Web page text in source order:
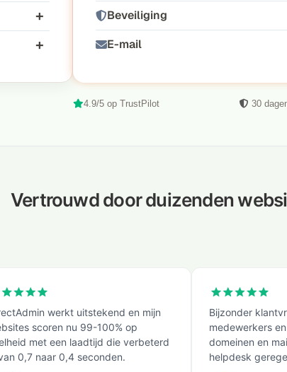
Beveiliging
E-mail
4.9/5 op TrustPilot 30
Vertrouwd door duizenden
werkt uitstekend en mijn
scoren nu 99-100% op
met een laadtijd die verbeterd
0,7 naar 0,4 seconden.
Bijzonder
medewerkers
domeinen en
helpdesk